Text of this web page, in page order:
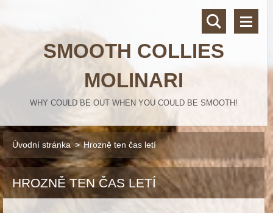
SMOOTH COLLIES
MOLINARI
WHY COULD BE OUT WHEN YOU COULD BE SMOOTH!
Úvodní stránka > Hrozně ten čas letí
HROZNĚ TEN ČAS LETÍ